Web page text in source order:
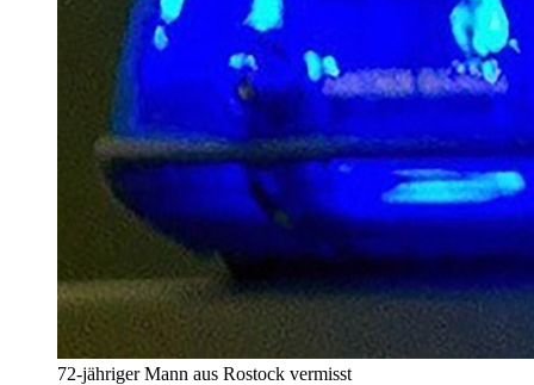
72-jähriger Mann aus Rostock vermisst